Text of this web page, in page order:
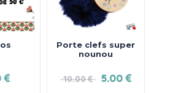
€
Porte clefs super
nounou
10.00€ 5.00€